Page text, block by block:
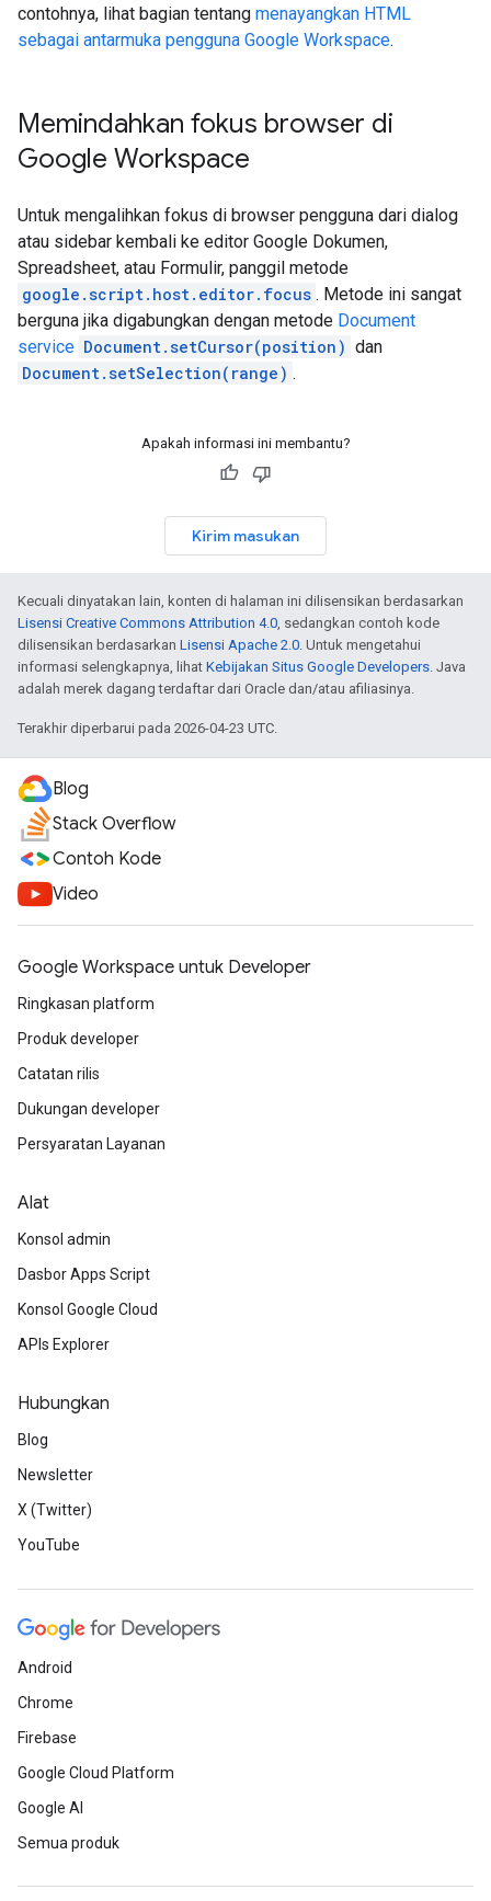
contohnya, lihat bagian tentang menayangkan HTML
sebagai antarmuka pengguna Google Workspace.
Memindahkan fokus browser di
Google Workspace
Untuk mengalihkan fokus di browser pengguna dari dialog
atau sidebar kembali ke editor Google Dokumen,
Spreadsheet, atau Formulir, panggil metode
google.script.host.editor.focus . Metode ini sangat
berguna jika digabungkan dengan metode Document
service Document.setCursor(position) dan
Document.setSelection(range) .
Apakah informasi ini membantu?
Kirim masukan
Kecuali dinyatakan lain, konten di halaman ini dilisensikan berdasarkan
Lisensi Creative Commons Attribution 4.0, sedangkan contoh kode
dilisensikan berdasarkan Lisensi Apache 2.0. Untuk mengetahui
informasi selengkapnya, lihat Kebijakan Situs Google Developers. Java
adalah merek dagang terdaftar dari Oracle dan/atau afiliasinya.
Terakhir diperbarui pada 2026-04-23 UTC.
Blog
Stack Overflow
Contoh Kode
Video
Google Workspace untuk Developer
Ringkasan platform
Produk developer
Catatan rilis
Dukungan developer
Persyaratan Layanan
Alat
Konsol admin
Dasbor Apps Script
Konsol Google Cloud
APIs Explorer
Hubungkan
Blog
Newsletter
X (Twitter)
YouTube
Android
Chrome
Firebase
Google Cloud Platform
Google AI
Semua produk